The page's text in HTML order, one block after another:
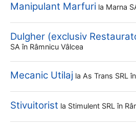
Manipulant Marfuri la Marna
Dulgher (exclusiv
SA în Râmnicu Vâlcea
Mecanic Utilaj la As Trans SRL
Stivuitorist la Stimulent SRL în